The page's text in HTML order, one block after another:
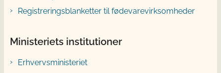
Registreringsblanketter til fødevarevirksomheder
Ministeriets institutioner
Erhvervsministeriet